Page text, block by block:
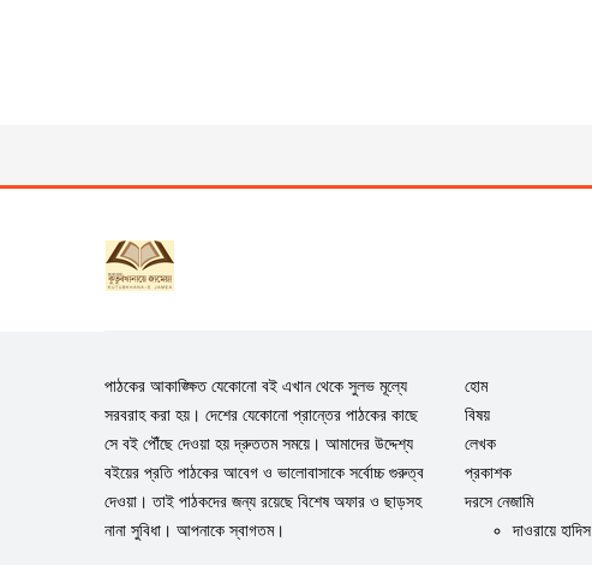
পাঠকের আকাঙ্ক্ষিত যেকোনো বই এখান থেকে সুলভ মূল্যে
সরবরাহ করা হয়। দেশের যেকোনো প্রান্তের পাঠকের কাছে
সে বই পৌঁছে দেওয়া হয় দ্রুততম সময়ে। আমাদের উদ্দেশ্য
বইয়ের প্রতি পাঠকের আবেগ ও ভালোবাসাকে সর্বোচ্চ গুরুত্ব
দেওয়া। তাই পাঠকদের জন্য রয়েছে বিশেষ অফার ও ছাড়সহ
নানা সুবিধা। আপনাকে স্বাগতম।
হোম
বিষয়
লেখক
প্রকাশক
দরসে নেজামি
দাওরায়ে হাদিস